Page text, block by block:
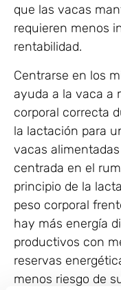
que las vacas
requieren menos
rentabilidad.
Centrarse en los
ayuda a la vaca a
corporal correcta
la lactación para
vacas
centrada en el
principio de la
peso corporal
hay más energía
productivos con
reservas
menos riesgo de